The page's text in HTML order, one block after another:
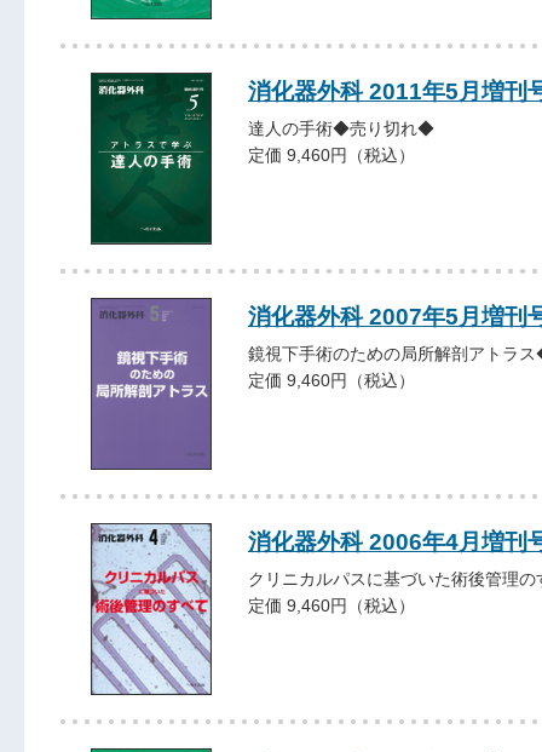
消化器外科 2011年5月増刊
達人の手術◆売り切れ◆
定価 9,460円（税込）
消化器外科 2007年5月増刊
鏡視下手術のための局所解剖アトラ
定価 9,460円（税込）
消化器外科 2006年4月増刊
クリニカルパスに基づいた術後管理
定価 9,460円（税込）